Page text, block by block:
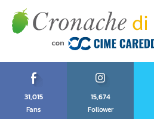
31,015
Fans
15,674
Follower